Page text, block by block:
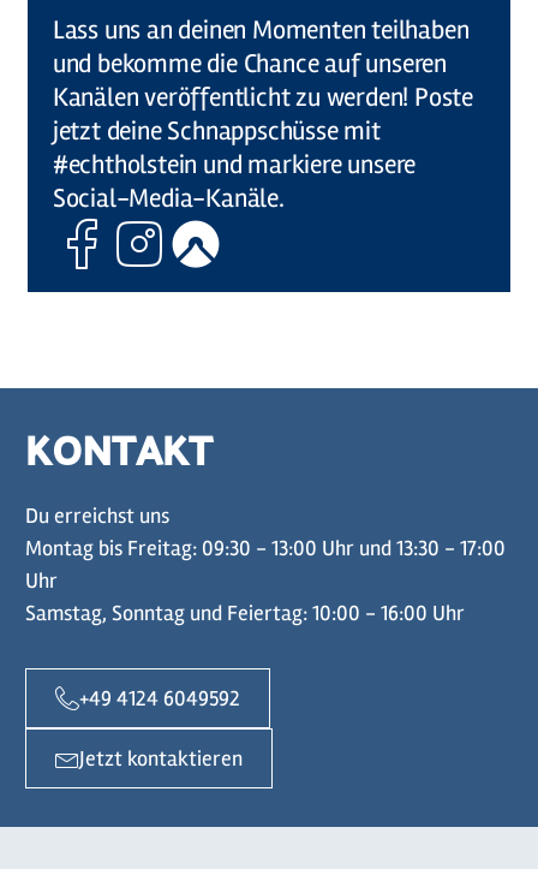
Lass uns an deinen Momenten teilhaben
und bekomme die Chance auf unseren
Kanälen veröffentlicht zu werden! Poste
jetzt deine Schnappschüsse mit
#echtholstein und markiere unsere
Social-Media-Kanäle.
FacebookInstagram
Komoot
KONTAKT
Du erreichst uns
Montag bis Freitag: 09:30 - 13:00 Uhr und 13:30 - 17:00
Uhr
Samstag, Sonntag und Feiertag: 10:00 - 16:00 Uhr
+49 4124 6049592
Jetzt kontaktieren